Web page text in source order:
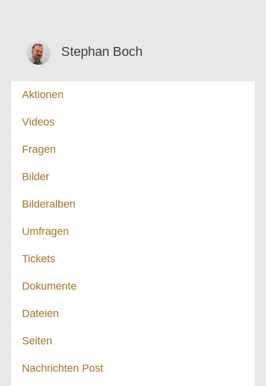
Stephan Boch
Aktionen
Videos
Fragen
Bilder
Bilderalben
Umfragen
Tickets
Dokumente
Dateien
Seiten
Nachrichten Post